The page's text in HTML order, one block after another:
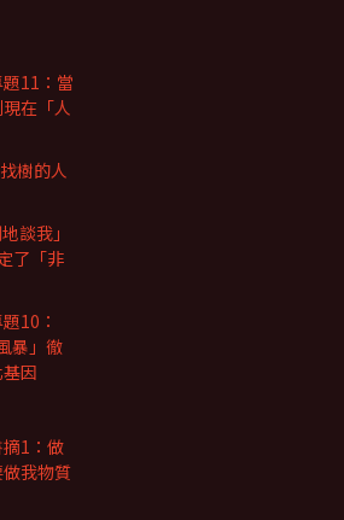
題11：當
在「人
樹的人
談我」
了「非
10：
暴」徹
因
1：做
我物質